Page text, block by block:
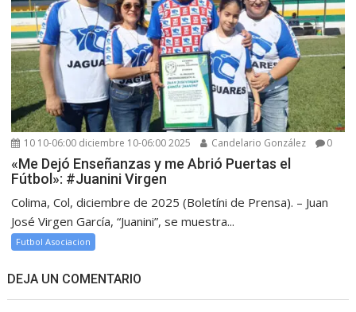
10 10-06:00 diciembre 10-06:00 2025 Candelario González 0
«Me Dejó Enseñanzas y me Abrió Puertas el
Fútbol»: #Juanini Virgen
Colima, Col, diciembre de 2025 (Boletíni de Prensa). – Juan
José Virgen García, “Juanini”, se muestra...
Futbol Asociacion
DEJA UN COMENTARIO